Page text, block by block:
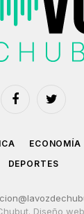
FacebookTwitter
ECONOMÍA
DEPORTES
Diseño web